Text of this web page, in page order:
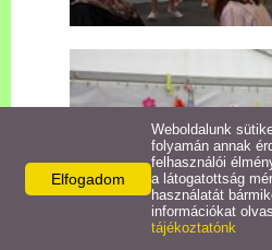
Anyakönyvi ügyek
Rendeletek,
Dokumentumok
Álláspályázat
Elfogadom
Weboldalunk
folyamán annak
felhasználói
a látogatottság
használatát
információkat
tájékoztatónk